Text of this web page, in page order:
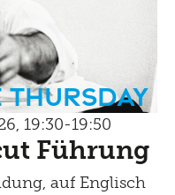
Thursday
19:30-19:50
Führung
auf Englisch